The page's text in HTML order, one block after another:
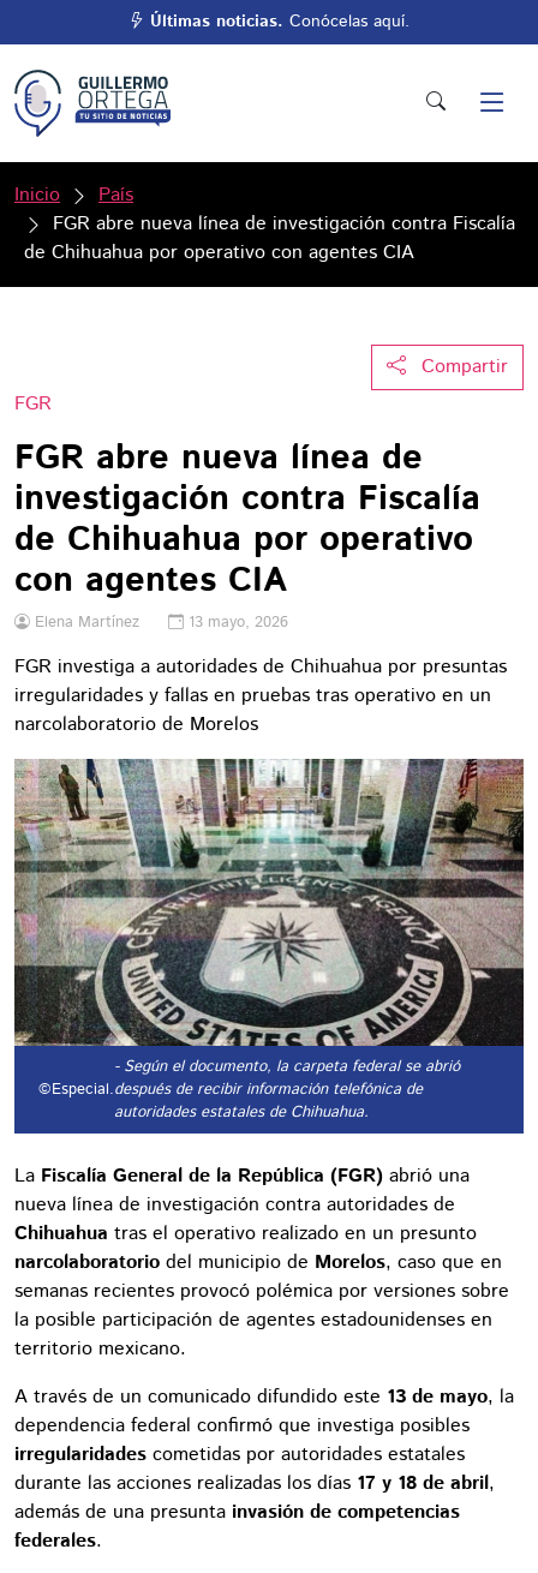
Últimas noticias. Conócelas aquí.
Inicio
País
FGR abre nueva línea de investigación contra Fiscalía
de Chihuahua por operativo con agentes CIA
Compartir
FGR
FGR abre nueva línea de
investigación contra Fiscalía
de Chihuahua por operativo
con agentes CIA
Elena Martínez 13 mayo, 2026
FGR investiga a autoridades de Chihuahua por presuntas
irregularidades y fallas en pruebas tras operativo en un
narcolaboratorio de Morelos
©Especial.
- Según el documento, la carpeta federal se abrió
después de recibir información telefónica de
autoridades estatales de Chihuahua.
La Fiscalía General de la República (FGR) abrió una
nueva línea de investigación contra autoridades de
Chihuahua tras el operativo realizado en un presunto
narcolaboratorio del municipio de Morelos, caso que en
semanas recientes provocó polémica por versiones sobre
la posible participación de agentes estadounidenses en
territorio mexicano.
A través de un comunicado difundido este 13 de mayo, la
dependencia federal confirmó que investiga posibles
irregularidades cometidas por autoridades estatales
durante las acciones realizadas los días 17 y 18 de abril,
además de una presunta invasión de competencias
federales.